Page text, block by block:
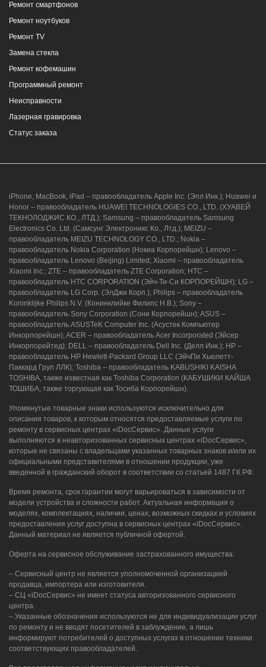
Ремонт смартфонов
Ремонт ноутбуков
Ремонт TV
Замена стекла
Ремонт кофемашин
Программный ремонт
Неисправности
Лазерная гравировка
Статус заказа
iPhone, MacBook, iPad – правообладатель Apple Inc. (Эпл Инк.); Huawei и
Honor – правообладатель HUAWEI TECHNOLOGIES CO., LTD. (ХУАВЕЙ
ТЕКНОЛОДЖИС КО., ЛТД.); Samsung – правообладатель Samsung
Electronics Co. Ltd. (Самсунг Электроникс Ко., Лтд.); MEIZU –
правообладатель MEIZU TECHNOLOGY CO., LTD.; Nokia –
правообладатель Nokia Corporation (Нокиа Корпорейшн); Lenovo –
правообладатель Lenovo (Beijing) Limited; Xiaomi – правообладатель
Xiaomi Inc.; ZTE – правообладатель ZTE Corporation; HTC –
правообладатель HTC CORPORATION (Эйч-Ти-Си КОРПОРЕЙШН); LG –
правообладатель LG Corp. (ЭлДжи Корп.); Philips – правообладатель
Koninklijke Philips N.V. (Конинклийке Филипс Н.В.); Sony –
правообладатель Sony Corporation (Сони Корпорейшн); ASUS –
правообладатель ASUSTeK Computer Inc. (Асустек Компьютер
Инкорпорейшн); ACER – правообладатель Acer Incorporated (Эйсер
Инкорпорейтед); DELL – правообладатель Dell Inc. (Делл Инк.); HP –
правообладатель HP Hewlett-Packard Group LLC (ЭйчПи Хьюлетт-
Паккард Груп ЛЛК); Toshiba – правообладатель KABUSHIKI KAISHA
TOSHIBA, также известная как Toshiba Corporation (КАБУШИКИ КАЙША
ТОШИБА, также торгующая как Тосиба Корпорейшн).
Упомянутые товарные знаки используются исключительно для
описания товаров, к которым относятся предоставляемые услуги по
ремонту в сервисных центрах «iDocСервис». Данные услуги
выполняются в неавторизованных сервисных центрах «iDocСервис»,
которые не связаны с владельцами указанных товарных знаков и/или их
официальными представителями в отношении продукции, уже
введенной в гражданский оборот в соответствии со статьей 1487 ГК РФ.
Время ремонта, срок гарантии могут варьироваться в зависимости от
модели устройства и сложности работ. Актуальная информация о
моделях, комплектациях, наличии, ценах, возможных скидках и условиях
предоставления услуг доступна в сервисных центрах «iDocСервис».
Данный материал не является публичной офертой.
Оферта на сервисное обслуживание застрахованного имущества:
– Сервисный центр не является уполномоченной организацией
продавца, импортера или изготовителя.
– СЦ «iDocСервис» не имеет статуса авторизованного сервисного
центра.
– Указанные обозначения используются не для индивидуализации услуг
по ремонту и не вводят посетителей в заблуждение, а лишь
информируют потребителей о доступных услугах в отношении техники
соответствующих правообладателей.